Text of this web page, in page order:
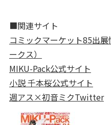
■関連サイト
コミックマーケット85出
ークス）
MIKU-Pack公式サイト
小説 千本桜公式サイト
週アス×初音ミクTwitter